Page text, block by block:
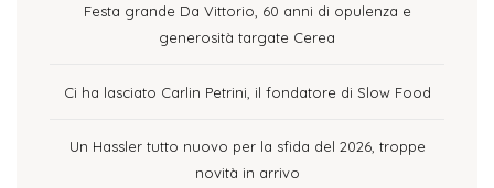
Festa grande Da Vittorio, 60 anni di opulenza e
generosità targate Cerea
Ci ha lasciato Carlin Petrini, il fondatore di Slow Food
Un Hassler tutto nuovo per la sfida del 2026, troppe
novità in arrivo